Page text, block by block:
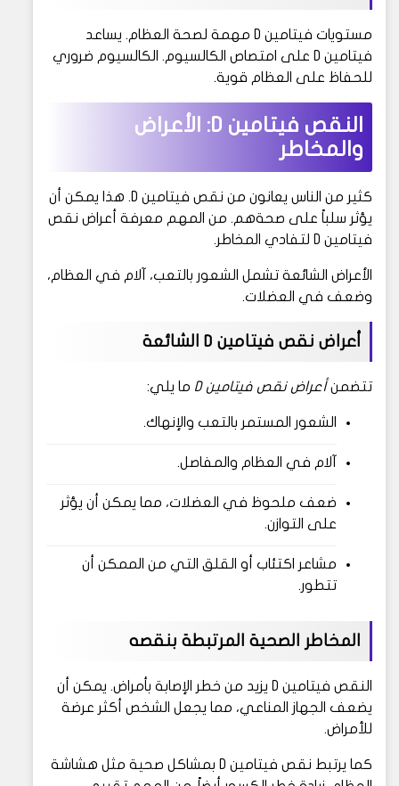
مستويات فيتامين D مهمة لصحة العظام. يساعد
فيتامين D على امتصاص الكالسيوم. الكالسيوم ضروري
للحفاظ على العظام قوية.
النقص فيتامين D: الأعراض
والمخاطر
كثير من الناس يعانون من نقص فيتامين D. هذا يمكن أن
يؤثر سلباً على صحةهم. من المهم معرفة أعراض نقص
فيتامين D لتفادي المخاطر.
الأعراض الشائعة تشمل الشعور بالتعب، آلام في العظام،
وضعف في العضلات.
أعراض نقص فيتامين D الشائعة
تتضمنأعراض نقص فيتامين D ما يلي:
الشعور المستمر بالتعب والإنهاك.
آلام في العظام والمفاصل.
ضعف ملحوظ في العضلات، مما يمكن أن يؤثر
على التوازن.
مشاعر اكتئاب أو القلق التي من الممكن أن
تتطور.
المخاطر الصحية المرتبطة بنقصه
النقص فيتامين D يزيد من خطر الإصابة بأمراض. يمكن أن
يضعف الجهاز المناعي، مما يجعل الشخص أكثر عرضة
للأمراض.
كما يرتبط نقص فيتامين D بمشاكل صحية مثل هشاشة